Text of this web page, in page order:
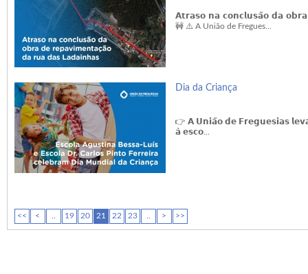
𝗔𝘁𝗿𝗮𝘀𝗼 𝗻𝗮 𝗰𝗼𝗻𝗰𝗹𝘂𝘀𝗮̃𝗼 𝗱𝗮
🚧 ⚠️ A União de Fregues...
Dia da Criança
👉 𝗔 𝗨𝗻𝗶𝗮̃𝗼 𝗱𝗲 𝗙𝗿𝗲𝗴𝘂𝗲𝘀𝗶𝗮𝘀
𝗮̀ 𝗲𝘀𝗰𝗼...
<< < 19 20 21 22 23 > >>